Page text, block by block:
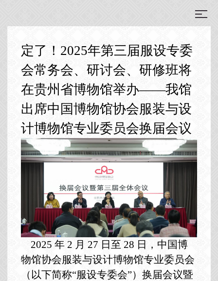
定了！2025年第三届服设专委
会常务会、研讨会、研修班将
在贵州省博物馆举办——我馆
出席中国博物馆协会服装与设
计博物馆专业委员会换届会议
2025 年 2 月 27 日至 28 日，中国博
物馆协会服装与设计博物馆专业委员会
（以下简称“服设专委会”）换届会议暨